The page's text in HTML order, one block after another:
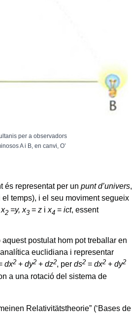
per a observadors
A i B, en canvi, O’
és representat per unpunt d’univers,
temps), i el seu moviment segueix
2 =y, x3 =z ix4 =ict, essent
postulat hom pot treballar en
euclidiana i representar
dx2 +dy2 +dz2, perds2 =dx2 +dy2
a una rotació del sistema de
Relativitätstheorie” (‘Bases de